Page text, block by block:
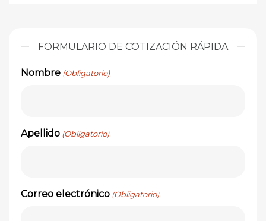
FORMULARIO DE COTIZACIÓN RÁPIDA
Nombre (Obligatorio)
Apellido (Obligatorio)
Correo electrónico (Obligatorio)